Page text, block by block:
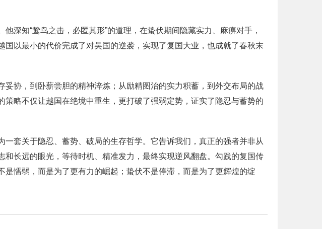
深知“鸷鸟之击，必匿其形”的道理，在蛰伏期间隐藏实力、麻痹对手，
以最小的代价完成了对吴国的逆袭，实现了复国大业，也成就了春秋末
协，到卧薪尝胆的精神淬炼；从励精图治的实力积蓄，到外交布局的战
略不仅让越国在绝境中重生，更打破了强弱定势，证实了隐忍与蓄势的
套关于隐忍、蓄势、破局的生存哲学。它告诉我们，真正的强者并非从
长远的眼光，等待时机、精准发力，最终实现逆风翻盘。勾践的复国传
懦弱，而是为了更有力的崛起；蛰伏不是停滞，而是为了更辉煌的绽